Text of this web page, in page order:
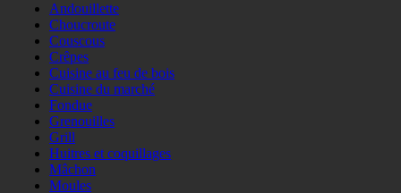
Andouillette
Choucroute
Couscous
Crêpes
Cuisine au feu de bois
Cuisine du marché
Fondue
Grenouilles
Grill
Huitres et coquillages
Mâchon
Moules